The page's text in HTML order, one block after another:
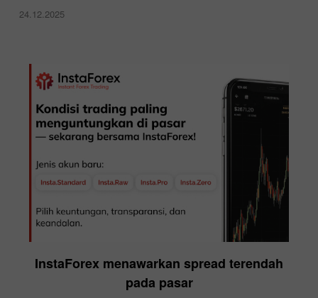
24.12.2025
InstaForex menawarkan spread terendah
pada pasar